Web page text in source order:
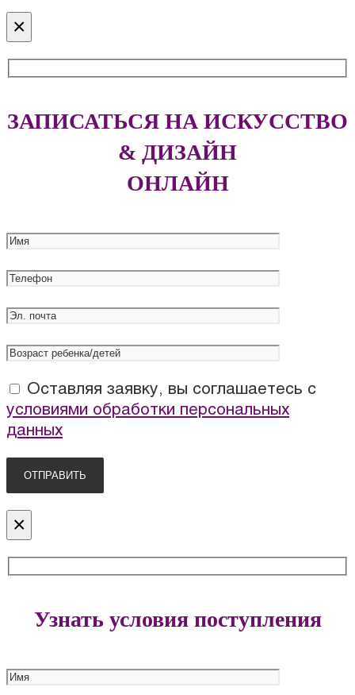
×
ЗАПИСАТЬСЯ НА ИСКУССТВО
& ДИЗАЙН
ОНЛАЙН
Оставляя заявку, вы соглашаетесь с
условиями обработки персональных
данных
×
Узнать условия поступления